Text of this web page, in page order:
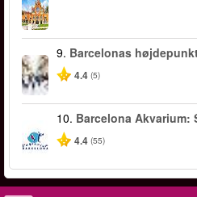
9. Barcelonas
4.4 (5)
10. Barcelona Akvarium:
4.4 (55)